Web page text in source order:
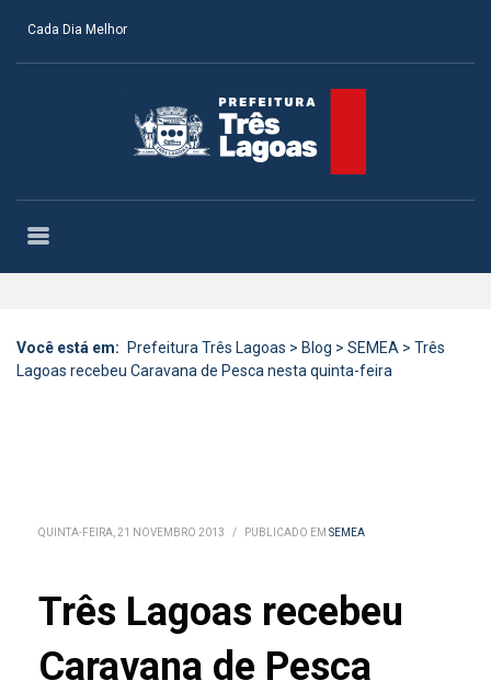
Cada Dia Melhor
Você está em: Prefeitura Três Lagoas > Blog > SEMEA > Três
Lagoas recebeu Caravana de Pesca nesta quinta-feira
QUINTA-FEIRA, 21 NOVEMBRO 2013 / PUBLICADO EM SEMEA
Três Lagoas recebeu
Caravana de Pesca